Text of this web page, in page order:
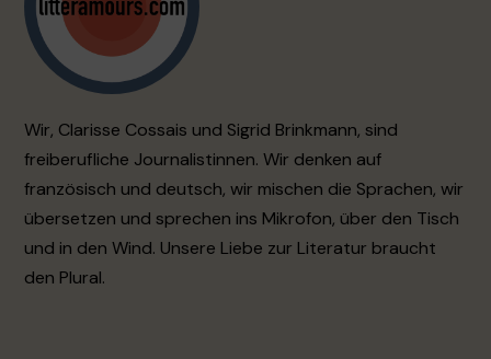
Wir, Clarisse Cossais und Sigrid Brinkmann, sind
freiberufliche Journalistinnen. Wir denken auf
französisch und deutsch, wir mischen die Sprachen, wir
übersetzen und sprechen ins Mikrofon, über den Tisch
und in den Wind. Unsere Liebe zur Literatur braucht
den Plural.